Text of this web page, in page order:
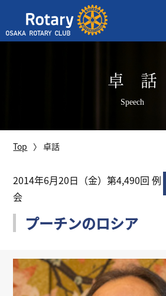
運営方針
歴史
特徴
リンク
卓 話
Speech
Top 卓話
2014年6月20日（金）第4,490回 例
会
プーチンのロシア